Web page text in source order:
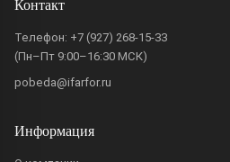
Контакт
Телефон: +7 (927) 268-15-33
(Пн–Пт 9:00–16:30 МСК)
pobeda@ifarfor.ru
Информация